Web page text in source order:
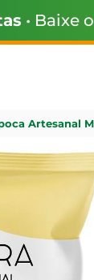
• Baixe
Artesanal